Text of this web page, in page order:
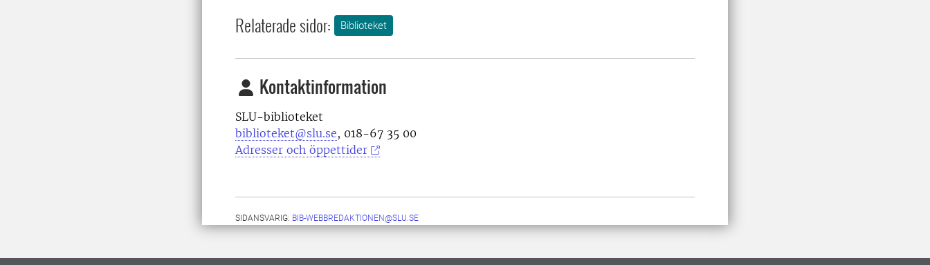
Relaterade sidor: Biblioteket
Kontaktinformation
SLU-biblioteket
biblioteket@slu.se, 018-67 35 00
Adresser och öppettider
SIDANSVARIG: BIB-WEBBREDAKTIONEN@SLU.SE